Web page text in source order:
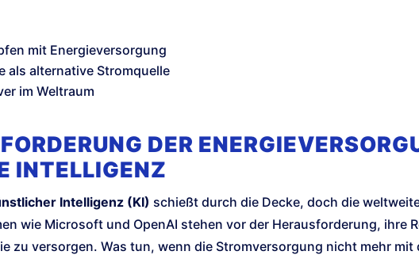
mit Energieversorgung
als alternative Stromquelle
im Weltraum
DER
INTELLIGENZ
Intelligenz (KI) schießt durch die Decke, doch die
wie Microsoft und OpenAI stehen vor der Herausforderung, ihre
zu versorgen. Was tun, wenn die Stromversorgung nicht mehr